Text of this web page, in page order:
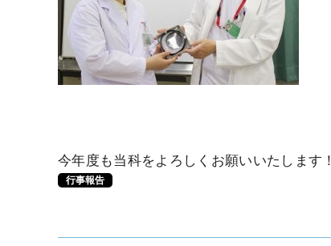
今年度も当科をよろしくお願いいたします！
行事報告